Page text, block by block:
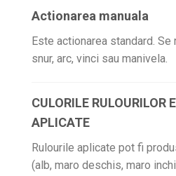
Actionarea manuala
Este actionarea standard. Se
snur, arc, vinci sau manivela.
CULORILE RULOURILOR
APLICATE
Rulourile aplicate pot fi
(alb, maro deschis, maro